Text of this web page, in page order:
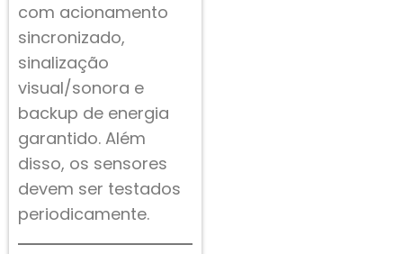
com acionamento
sincronizado,
sinalização
visual/sonora e
backup de energia
garantido. Além
disso, os sensores
devem ser testados
periodicamente.